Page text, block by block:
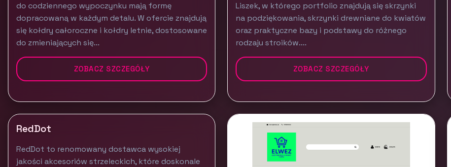
do codziennego wypoczynku mają formę
dopracowaną w każdym detalu. W ofercie znajdują
się kołdry całoroczne i kołdry letnie, dostosowane
do zmieniających się...
ZOBACZ SZCZEGÓŁY
Liszek, w którego portfolio znajdują się skrzynki
na podziękowania, skrzynki drewniane do kwiatów
oraz praktyczne bazy i podstawy do różnego
rodzaju stroików....
ZOBACZ SZCZEGÓŁY
RedDot
RedDot to renomowany dostawca wysokiej
jakości akcesoriów strzeleckich, które doskonale